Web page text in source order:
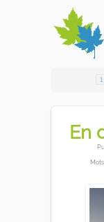
1
En